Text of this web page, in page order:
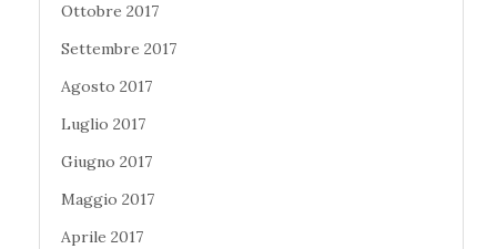
Ottobre 2017
Settembre 2017
Agosto 2017
Luglio 2017
Giugno 2017
Maggio 2017
Aprile 2017